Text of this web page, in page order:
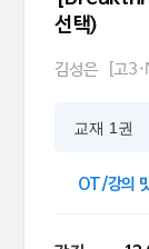
선택)
김성은 [고
교재 1권
OT/강의